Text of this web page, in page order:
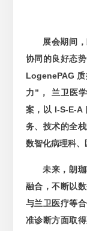
展会期间
协同的良好态
LogenePAG
力”， 兰卫医
案，以 I-S-E-A
务、技术的全
数智化病理科、
未来，朗
融合，不断以
与兰卫医疗等
准诊断方面取